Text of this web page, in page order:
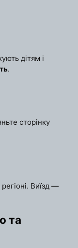
дітям і
.
сторінку
Виїзд —
та